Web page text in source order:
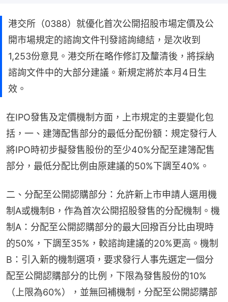
港交所（0388）就優化首次公開招股市場定價及公
開市場規定的諮詢文件刊發諮詢總結，是次收到
1,253份意見。港交所在略作修訂及釐清後，將採納
諮詢文件中的大部分建議。新規定將於本月4日生
效。
在IPO發售及定價機制方面，上市規定的主要變化包
括，一、建簿配售部分的最低分配份額：規定發行人
將IPO時初步擬發售股份的至少40%分配至建簿配售
部分，最低分配比例由原建議的50%下調至40%。
二、分配至公開認購部分：允許新上市申請人選用機
制A或機制B，作為首次公開招股發售的分配機制。機
制A：分配至公開認購部分的最大回撥百分比由現時
的50%，下調至35%，較諮詢建議的20%更高。機制
B：引入新的機制選項，要求發行人事先選定一個分
配至公開認購部分的比例，下限為發售股份的10%
（上限為60%），並無回補機制，分配至公開認購部